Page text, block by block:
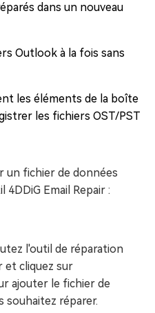
dans un nouveau
Outlook à la fois sans
les éléments de la boîte
les fichiers OST/PST
un fichier de données
Email Repair :
l'outil de réparation
et cliquez sur
ajouter le fichier de
souhaitez réparer.